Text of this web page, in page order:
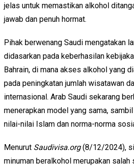
jelas untuk memastikan alkohol
jawab dan penuh hormat.
Pihak berwenang Saudi mengatakan
didasarkan pada keberhasilan
Bahrain, di mana akses alkohol yang
pada peningkatan jumlah wisatawan
internasional. Arab Saudi sekarang
menerapkan model yang sama,
nilai-nilai Islam dan norma-norma
Menurut Saudivisa.org(8/12/2024),
minuman beralkohol merupakan salah